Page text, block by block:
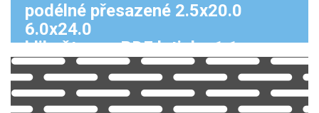
podélné přesazené 2.5x20.0
6.0x24.0
klikněte pro PDF k tisku 1:1